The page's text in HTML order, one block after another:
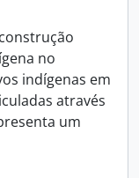
no
indígenas em
através
um